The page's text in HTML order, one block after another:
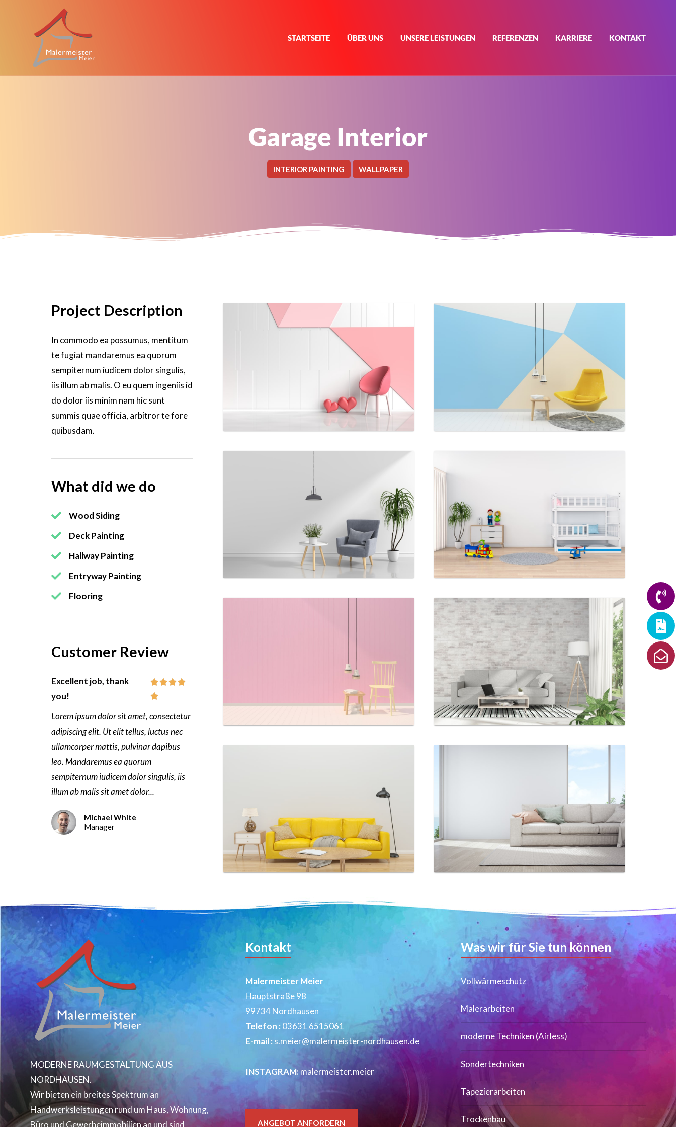
STARTSEITE ÜBER UNS UNSERE LEISTUNGEN REFERENZEN KARRIERE KONTAKT
Garage Interior
INTERIOR PAINTING WALLPAPER
Project Description
In commodo ea possumus, mentitum
te fugiat mandaremus ea quorum
sempiternum iudicem dolor singulis,
iis illum ab malis. O eu quem ingeniis id
do dolor iis minim nam hic sunt
summis quae officia, arbitror te fore
quibusdam.
What did we do
Wood Siding
Deck Painting
Hallway Painting
Entryway Painting
Flooring
Customer Review
Excellent job, thank
you!


Lorem ipsum dolor sit amet, consectetur
adipiscing elit. Ut elit tellus, luctus nec
ullamcorper mattis, pulvinar dapibus
leo. Mandaremus ea quorum
sempiternum iudicem dolor singulis, iis
illum ab malis sit amet dolor...
Michael White
Manager
MODERNE RAUMGESTALTUNG AUS
NORDHAUSEN.
Wir bieten ein breites Spektrum an
Handwerksleistungen rund um Haus, Wohnung,
Büro und Gewerbeimmobilien an und sind
Kontakt
Malermeister Meier
Hauptstraße 98
99734 Nordhausen
Telefon : 03631 6515061
E-mail : s.meier@malermeister-nordhausen.de
INSTAGRAM: malermeister.meier
ANGEBOT ANFORDERN
Was wir für Sie tun können
Vollwärmeschutz
Malerarbeiten
moderne Techniken (Airless)
Sondertechniken
Tapezierarbeiten
Trockenbau